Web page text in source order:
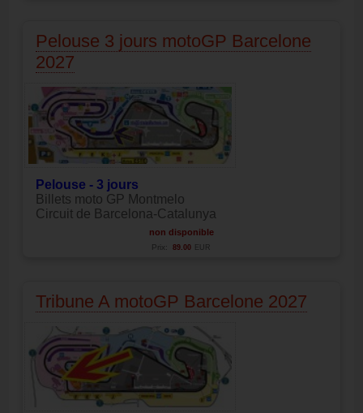
Pelouse 3 jours motoGP Barcelone
2027
Pelouse - 3 jours
Billets moto GP Montmelo
Circuit de Barcelona-Catalunya
non disponible
Prix: 89.00 EUR
Tribune A motoGP Barcelone 2027